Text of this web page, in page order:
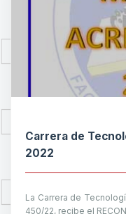
Carrera de
2022
La Carrera de
450/22, recibe el